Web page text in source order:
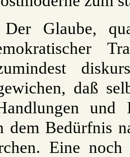
Glaube,
daß
und
dem Bedürfnis
Eine